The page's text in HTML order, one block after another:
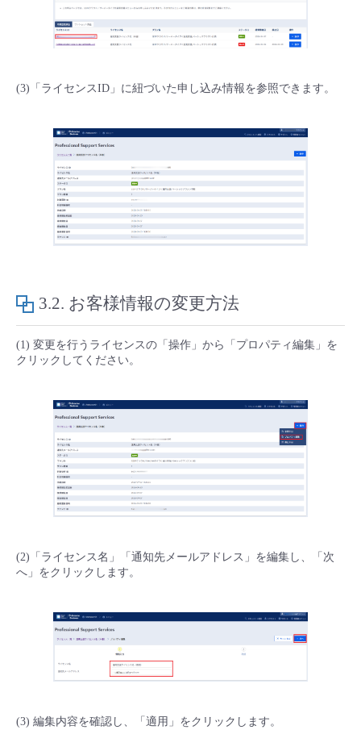
(3)「ライセンスID」に紐づいた申し込み情報を参照できます。
3.2. お客様情報の変更方法
(1) 変更を行うライセンスの「操作」から「プロパティ編集」を
クリックしてください。
(2)「ライセンス名」「通知先メールアドレス」を編集し、「次
へ」をクリックします。
(3) 編集内容を確認し、「適用」をクリックします。